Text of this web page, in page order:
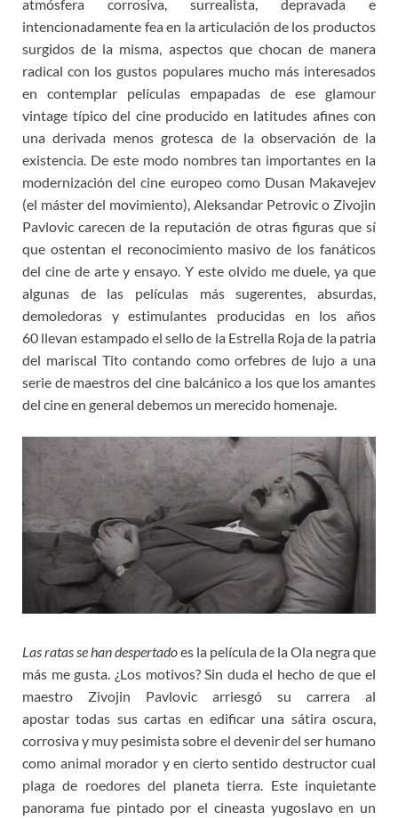
atmósfera corrosiva, surrealista, depravada e
intencionadamente fea en la articulación de los productos
surgidos de la misma, aspectos que chocan de manera
radical con los gustos populares mucho más interesados
en contemplar películas empapadas de ese glamour
vintage típico del cine producido en latitudes afines con
una derivada menos grotesca de la observación de la
existencia. De este modo nombres tan importantes en la
modernización del cine europeo como Dusan Makavejev
(el máster del movimiento), Aleksandar Petrovic o Zivojin
Pavlovic carecen de la reputación de otras figuras que sí
que ostentan el reconocimiento masivo de los fanáticos
del cine de arte y ensayo. Y este olvido me duele, ya que
algunas de las películas más sugerentes, absurdas,
demoledoras y estimulantes producidas en los años
60 llevan estampado el sello de la Estrella Roja de la patria
del mariscal Tito contando como orfebres de lujo a una
serie de maestros del cine balcánico a los que los amantes
del cine en general debemos un merecido homenaje.
Las ratas se han despertadoes la película de la Ola negra que
más me gusta. ¿Los motivos? Sin duda el hecho de que el
maestro Zivojin Pavlovic arriesgó su carrera al
apostar todas sus cartas en edificar una sátira oscura,
corrosiva y muy pesimista sobre el devenir del ser humano
como animal morador y en cierto sentido destructor cual
plaga de roedores del planeta tierra. Este inquietante
panorama fue pintado por el cineasta yugoslavo en un